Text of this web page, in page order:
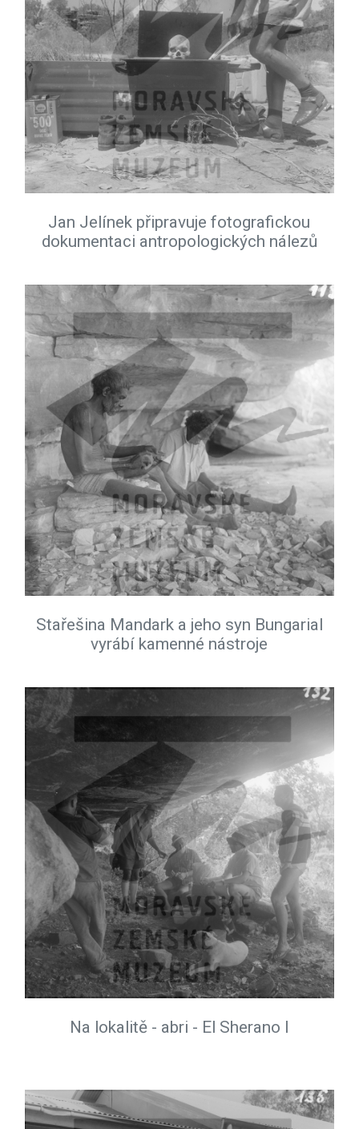
Jan Jelínek připravuje fotografickou
dokumentaci antropologických nálezů
Stařešina Mandark a jeho syn Bungarial
vyrábí kamenné nástroje
Na lokalitě - abri - El Sherano I